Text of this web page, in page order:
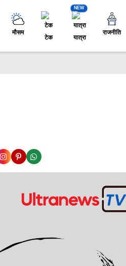
मौसम
टेक
NEW
यात्रा
राजनीति